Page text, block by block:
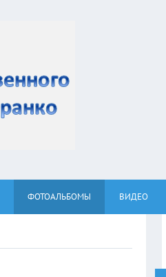
ФОТОАЛЬБОМЫ ВИДЕО